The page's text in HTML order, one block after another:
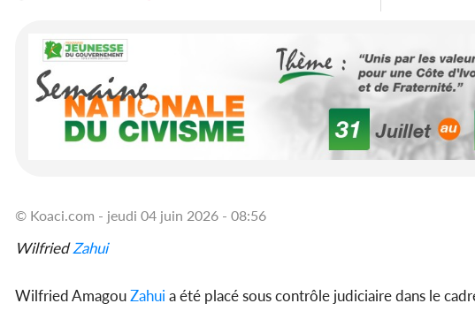
© Koaci.com - jeudi 04 juin 2026 - 08:56
WilfriedZahui
Wilfried AmagouZahui a été placé sous contrôle judiciaire dans le